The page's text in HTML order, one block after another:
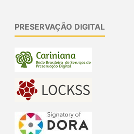
PRESERVAÇÃO DIGITAL